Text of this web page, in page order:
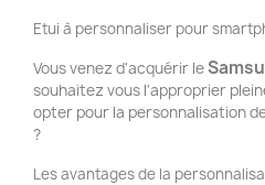
Etui à personnaliser pour
Vous venez d'acquérir le
souhaitez vous l'approprier
opter pour la personnalisation
?
Les avantages de la